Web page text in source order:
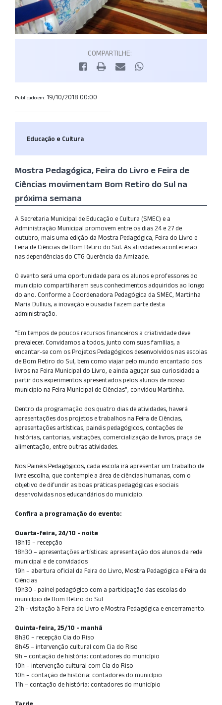
COMPARTILHE:
Publicado em: 19/10/2018 00:00
Educação e Cultura
Mostra Pedagógica, Feira do Livro e Feira de
Ciências movimentam Bom Retiro do Sul na
próxima semana
A Secretaria Municipal de Educação e Cultura (SMEC) e a
Administração Municipal promovem entre os dias 24 e 27 de
outubro, mais uma edição da Mostra Pedagógica, Feira do Livro e
Feira de Ciências de Bom Retiro do Sul. As atividades acontecerão
nas dependências do CTG Querência da Amizade.
O evento será uma oportunidade para os alunos e professores do
município compartilharem seus conhecimentos adquiridos ao longo
do ano. Conforme a Coordenadora Pedagógica da SMEC, Martinha
Maria Dullius, a inovação e ousadia fazem parte desta
administração.
“Em tempos de poucos recursos financeiros a criatividade deve
prevalecer. Convidamos a todos, junto com suas famílias, a
encantar-se com os Projetos Pedagógicos desenvolvidos nas escolas
de Bom Retiro do Sul, bem como viajar pelo mundo encantado dos
livros na Feira Municipal do Livro, e ainda aguçar sua curiosidade a
partir dos experimentos apresentados pelos alunos de nosso
município na Feira Municipal de Ciências”, convidou Martinha.
Dentro da programação dos quatro dias de atividades, haverá
apresentações dos projetos e trabalhos na Feira de Ciências,
apresentações artísticas, painéis pedagógicos, contações de
histórias, cantorias, visitações, comercialização de livros, praça de
alimentação, entre outras atividades.
Nos Painéis Pedagógicos, cada escola irá apresentar um trabalho de
livre escolha, que contemple a área de ciências humanas, com o
objetivo de difundir as boas práticas pedagógicas e sociais
desenvolvidas nos educandários do município.
Confira a programação do evento:
Quarta-feira, 24/10 - noite
18h15 – recepção
18h30 – apresentações artísticas: apresentação dos alunos da rede
municipal e de convidados
19h – abertura oficial da Feira do Livro, Mostra Pedagógica e Feira de
Ciências
19h30 - painel pedagógico com a participação das escolas do
município de Bom Retiro do Sul
21h - visitação à Feira do Livro e Mostra Pedagógica e encerramento.
Quinta-feira, 25/10 - manhã
8h30 – recepção Cia do Riso
8h45 – intervenção cultural com Cia do Riso
9h – contação de história: contadores do município
10h – intervenção cultural com Cia do Riso
10h – contação de história: contadores do município
11h – contação de história: contadores do município